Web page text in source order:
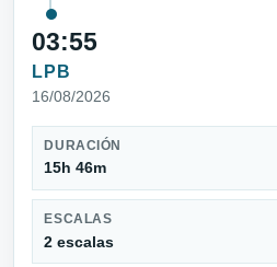
03:55
LPB
16/08/2026
DURACIÓN
15h 46m
ESCALAS
2 escalas